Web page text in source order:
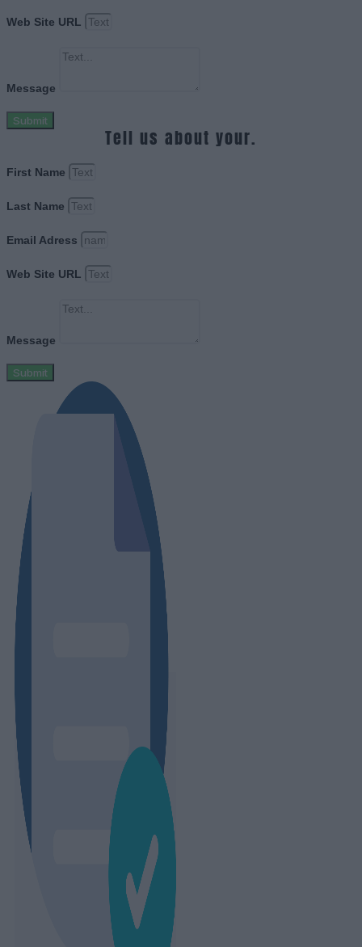
Web Site URL
Message
Submit
Tell us about your.
First Name
Last Name
Email Adress
Web Site URL
Message
Submit